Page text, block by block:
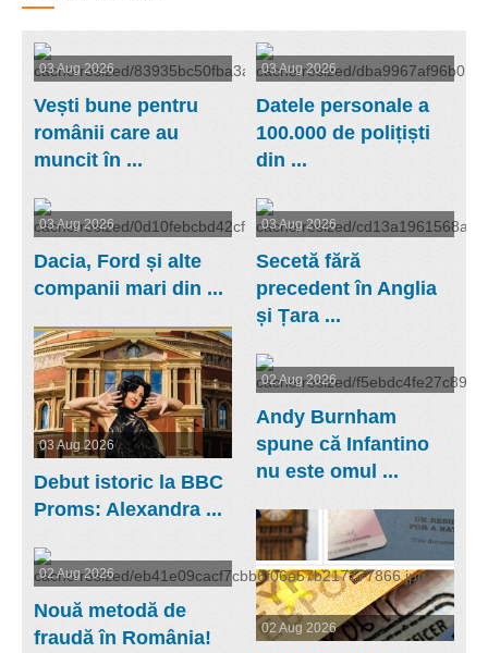
03 Aug 2026
Vești bune pentru
românii care au
muncit în ...
03 Aug 2026
Datele personale a
100.000 de polițiști
din ...
03 Aug 2026
Dacia, Ford și alte
companii mari din ...
03 Aug 2026
Secetă fără
precedent în Anglia
și Țara ...
03 Aug 2026
Debut istoric la BBC
Proms: Alexandra ...
02 Aug 2026
Andy Burnham
spune că Infantino
nu este omul ...
02 Aug 2026
02 Aug 2026
Nouă metodă de
fraudă în România!